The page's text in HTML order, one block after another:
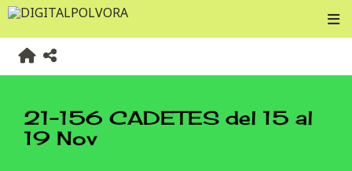
21-156 CADETES del 15 al
19 Nov